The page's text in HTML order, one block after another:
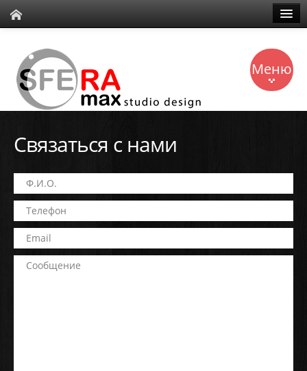
Галерея работ
О компании
Меню
Работы
Контакты
Связаться с нами